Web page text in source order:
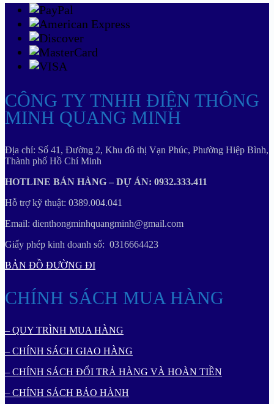
CÔNG TY TNHH ĐIỆN THÔNG
MINH QUANG MINH
Địa chỉ: Số 41, Đường 2, Khu đô thị Vạn Phúc, Phường Hiệp Bình,
Thành phố Hồ Chí Minh
HOTLINE BÁN HÀNG – DỰ ÁN: 0932.333.411
Hỗ trợ kỹ thuật: 0389.004.041
Email: dienthongminhquangminh@gmail.com
Giấy phép kinh doanh số: 0316664423
BẢN ĐỒ ĐƯỜNG ĐI
CHÍNH SÁCH MUA HÀNG
– QUY TRÌNH MUA HÀNG
– CHÍNH SÁCH GIAO HÀNG
– CHÍNH SÁCH ĐỔI TRẢ HÀNG VÀ HOÀN TIỀN
– CHÍNH SÁCH BẢO HÀNH